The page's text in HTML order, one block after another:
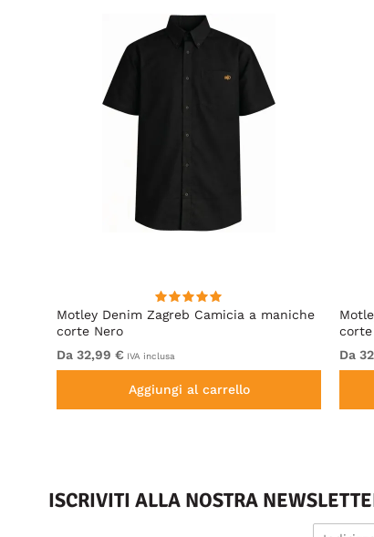
Motley Denim Zagreb Camicia a maniche
corte Nero
Da 32,99 € IVA inclusa
Aggiungi al carrello
Da
ISCRIVITI ALLA NOSTRA